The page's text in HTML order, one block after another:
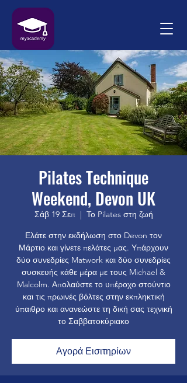
Pilates Technique
Weekend, Devon UK
Σάβ 19 Σεπ
  |
Το Pilates στη ζωή
Ελάτε στην εκδήλωση στο Devon τον
Μάρτιο και γίνετε πελάτες μας. Υπάρχουν
δύο συνεδρίες Matwork και δύο συνεδρίες
συσκευής κάθε μέρα με τους Michael &
Malcolm. Απολαύστε το υπέροχο στούντιο
και τις πρωινές βόλτες στην εκπληκτική
ύπαιθρο και ανανεώστε τη δική σας τεχνική
το Σαββατοκύριακο
Αγορά Εισιτηρίων